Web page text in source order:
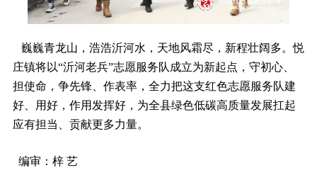
巍巍青龙山，浩浩沂河水，天地风霜尽，新程壮阔多。悦
庄镇将以“沂河老兵”志愿服务队成立为新起点，守初心、
担使命，争先锋、作表率，全力把这支红色志愿服务队建
好、用好，作用发挥好，为全县绿色低碳高质量发展扛起
应有担当、贡献更多力量。
编审：梓 艺